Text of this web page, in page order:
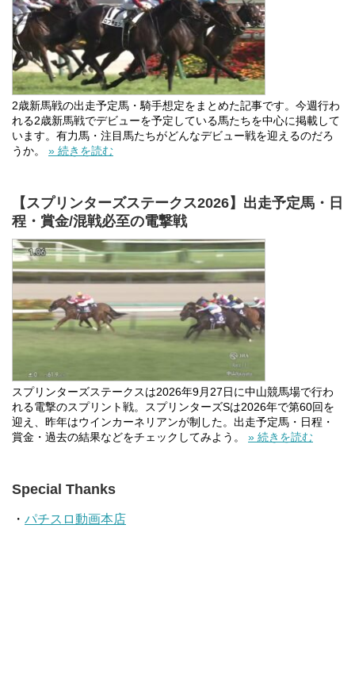
2歳新馬戦の出走予定馬・騎手想定をまとめた記事です。今週行わ
れる2歳新馬戦でデビューを予定している馬たちを中心に掲載して
います。有力馬・注目馬たちがどんなデビュー戦を迎えるのだろ
うか。 » 続きを読む
【スプリンターズステークス2026】出走予定馬・日
程・賞金/混戦必至の電撃戦
スプリンターズステークスは2026年9月27日に中山競馬場で行わ
れる電撃のスプリント戦。スプリンターズSは2026年で第60回を
迎え、昨年はウインカーネリアンが制した。出走予定馬・日程・
賞金・過去の結果などをチェックしてみよう。 » 続きを読む
Special Thanks
・ パチスロ動画本店